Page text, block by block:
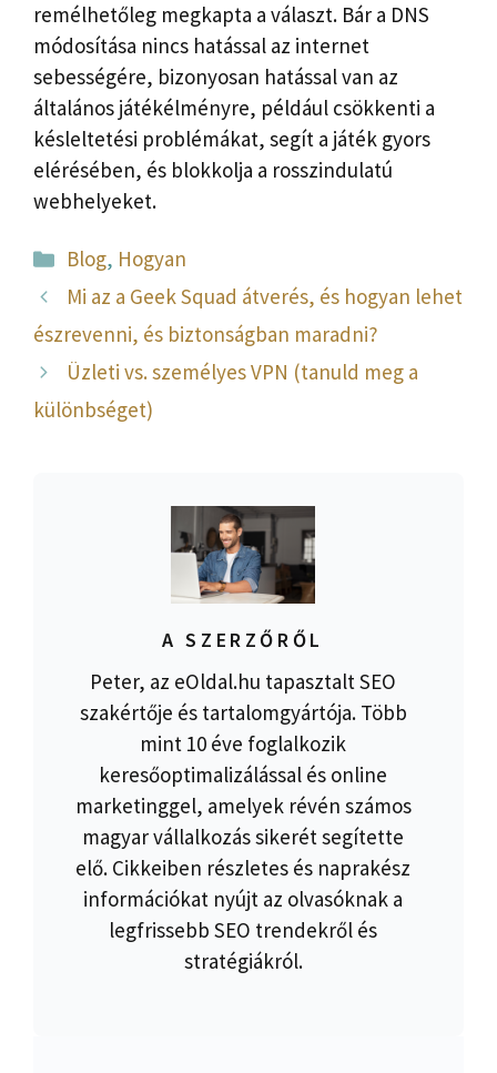
remélhetőleg megkapta a választ. Bár a DNS
módosítása nincs hatással az internet
sebességére, bizonyosan hatással van az
általános játékélményre, például csökkenti a
késleltetési problémákat, segít a játék gyors
elérésében, és blokkolja a rosszindulatú
webhelyeket.
Kategória
Blog, Hogyan
Mi az a Geek Squad átverés, és hogyan lehet
észrevenni, és biztonságban maradni?
Üzleti vs. személyes VPN (tanuld meg a
különbséget)
A SZERZŐRŐL
Peter, az eOldal.hu tapasztalt SEO
szakértője és tartalomgyártója. Több
mint 10 éve foglalkozik
keresőoptimalizálással és online
marketinggel, amelyek révén számos
magyar vállalkozás sikerét segítette
elő. Cikkeiben részletes és naprakész
információkat nyújt az olvasóknak a
legfrissebb SEO trendekről és
stratégiákról.